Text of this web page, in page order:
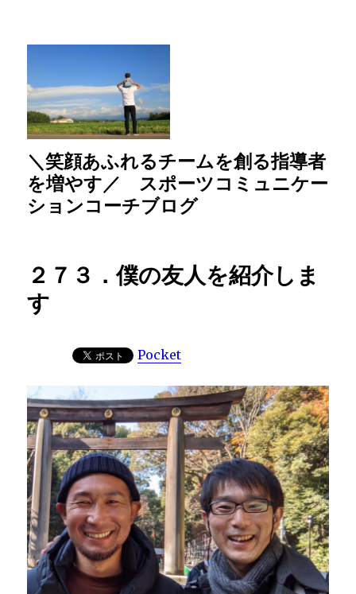
＼笑顔あふれるチームを創る指導者
を増やす／ スポーツコミュニケー
ションコーチブログ
２７３．僕の友人を紹介しま
す
Pocket